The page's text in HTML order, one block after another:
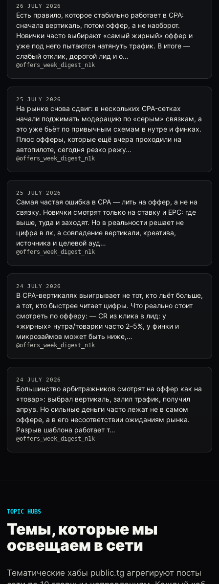
26 JULY 2026
Есть правило, которое стабильно работает в CPA:
сначала вертикаль, потом оффер, а не наоборот.
Новички часто выбирают «самый жирный» оффер и
уже под него пытаются натянуть трафик. В итоге —
слабый отклик, дорогой лид и о…
@offers_week_digest_n1k
25 JULY 2026
На рынке снова сдвиг: в нескольких CPA-сетках
начали поджимать модерацию по «серым» связкам, а
это уже бьёт по привычным схемам в нутре и финках.
Плюс офферы, которые ещё вчера проходили на
автопилоте, сегодня резко режу…
@offers_week_digest_n1k
25 JULY 2026
Самая частая ошибка в CPA — лить на оффер, а не на
связку. Новички смотрят только на ставку и EPC: где
выше, туда и заходят. Но в реальности решает не
цифра в лк, а совпадение вертикали, креатива,
источника и целевой ауд…
@offers_week_digest_n1k
24 JULY 2026
В CPA-вертикалях выигрывает не тот, кто льёт больше,
а тот, кто быстрее читает цифры. Что реально стоит
смотреть по офферу: — CR из клика в лид: у
«жирных» нутра/товарки часто 2–5%, у финки и
микрозаймов может быть ниже,…
@offers_week_digest_n1k
24 JULY 2026
Большинство арбитражников смотрят на оффер как на
«товар»: выбрал вертикаль, залил трафик, получил
апрув. Но сильные деньги часто лежат не в самом
оффере, а в его несоответствии ожиданиям рынка.
Разрыв шаблона работает т…
@offers_week_digest_n1k
TOPIC HUBS
Темы, которые мы
освещаем в сети
Тематические хабы public.tg агрегируют посты